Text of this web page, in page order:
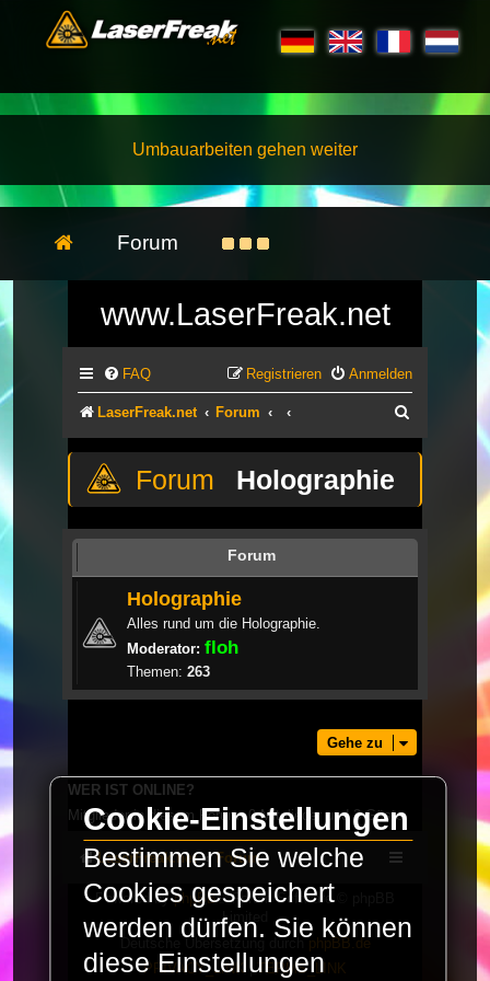
Umbauarbeiten gehen weiter
Forum
www.LaserFreak.net
FAQ Anmelden
Registrieren
LaserFreak.net Forum
Holographie
Forum
Holographie
Alles rund um die Holographie.
Moderator: floh
Themen: 263
Gehe zu
WER IST ONLINE?
Mitglieder in diesem Forum: 0 Mitglieder und 3 Gäste
LaserFreak.net Forum
Powered byphpBB® Forum Software © phpBB
Limited
phpBB.de
PRIVACY_LINK|TERMS_LINK
Cookie-Einstellungen
Bestimmen Sie welche
Cookies gespeichert
werden dürfen. Sie können
diese Einstellungen